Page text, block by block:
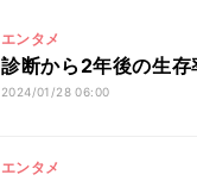
エンタメ
診断から2年後の生
2024/01/28 06:00
エンタメ